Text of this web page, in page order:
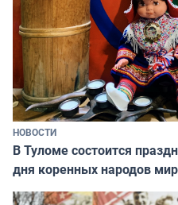
НОВОСТИ
В Туломе состоится
дня коренных народов